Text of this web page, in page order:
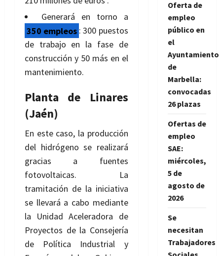
Generará en torno a
350 empleos : 300 puestos
de trabajo en la fase de
construcción y 50 más en el
mantenimiento.
Planta de Linares
(Jaén)
En este caso, la producción
del hidrógeno se realizará
gracias a fuentes
fotovoltaicas. La
tramitación de la iniciativa
se llevará a cabo mediante
la Unidad Aceleradora de
Proyectos de la Consejería
de Política Industrial y
Oferta de
empleo
público en
el
Ayuntamiento
de
Marbella:
convocadas
26 plazas
Ofertas de
empleo
SAE:
miércoles,
5 de
agosto de
2026
Se
necesitan
Trabajadores